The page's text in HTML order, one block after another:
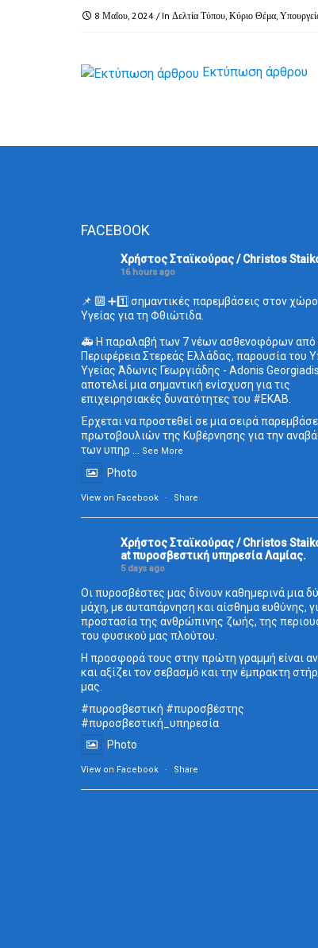
8 Μαΐου, 2024 / In Δελτία Τύπου, Κύριο Θέμα,
Εκτύπωση άρθρου
FACEBOOK
Χρήστος Σταϊκούρας / Christos
16 hours ago
📌 🔟 ➕1️⃣ σημαντικές παρεμβάσεις στον
Υγείας για τη Φθιώτιδα.
🚑 Η παραλαβή των 7 νέων ασθενοφόρων από
Περιφέρεια Στερεάς Ελλάδας, παρουσία του
Υγείας Άδωνις Γεωργιάδης - Adonis
αποτελεί μια σημαντική ενίσχυση για τις
επιχειρησιακές δυνατότητες του #ΕΚΑΒ
Έρχεται να προστεθεί σε μια σειρά
πρωτοβουλιών της Κυβέρνησης για την
των υπηρ
See More
Photo
View on Facebook · Share
Χρήστος Σταϊκούρας / Christos
at πυροσβεστική υπηρεσία Λαμίας.
5 days ago
Οι πυροσβέστες μας δίνουν καθημερινά μια
μάχη, με αυταπάρνηση και αίσθημα ευθύνης,
προστασία της ανθρώπινης ζωής, της
του φυσικού μας πλούτου.
Η προσφορά τους στην πρώτη γραμμή είναι
και αξίζει τον σεβασμό και την έμπρακτη
μας.
#πυροσβεστική #πυροσβέστης
#πυροσβεστική_ υπηρεσία
Photo
View on Facebook · Share